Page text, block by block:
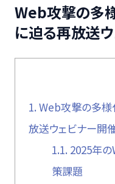
Web攻撃の多
に迫る再放送
1. Web攻撃の多様
放送ウェビナー開
1.1. 2025年
策課題